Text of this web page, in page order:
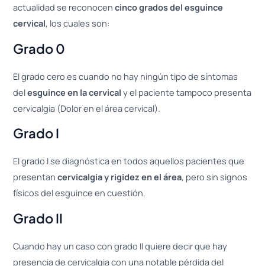
actualidad se reconocencinco grados del esguince
cervical, los cuales son:
Grado 0
El grado cero es cuando no hay ningún tipo de síntomas
delesguince en la cervical y el paciente tampoco presenta
cervicalgia (Dolor en el área cervical).
Grado I
El grado I se diagnóstica en todos aquellos pacientes que
presentancervicalgia y rigidez en el área, pero sin signos
físicos del esguince en cuestión.
Grado II
Cuando hay un caso con grado II quiere decir que hay
presencia de cervicalgia con una notable pérdida del